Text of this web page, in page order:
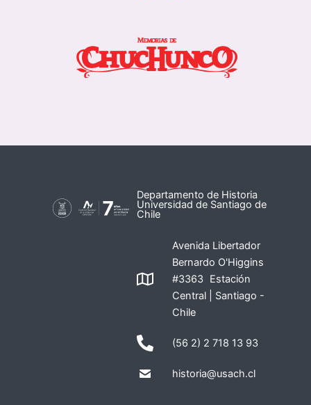
Departamento de Historia
Universidad de Santiago de
Chile
Avenida Libertador
Bernardo O'Higgins
#3363 Estación
Central | Santiago -
Chile
(56 2) 2 718 13 93
historia@usach.cl